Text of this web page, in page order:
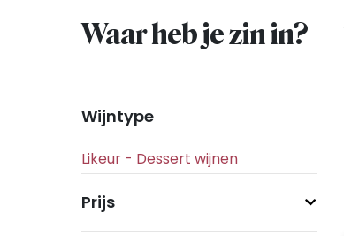
Waar heb je zin in?
Wijntype
Prijs